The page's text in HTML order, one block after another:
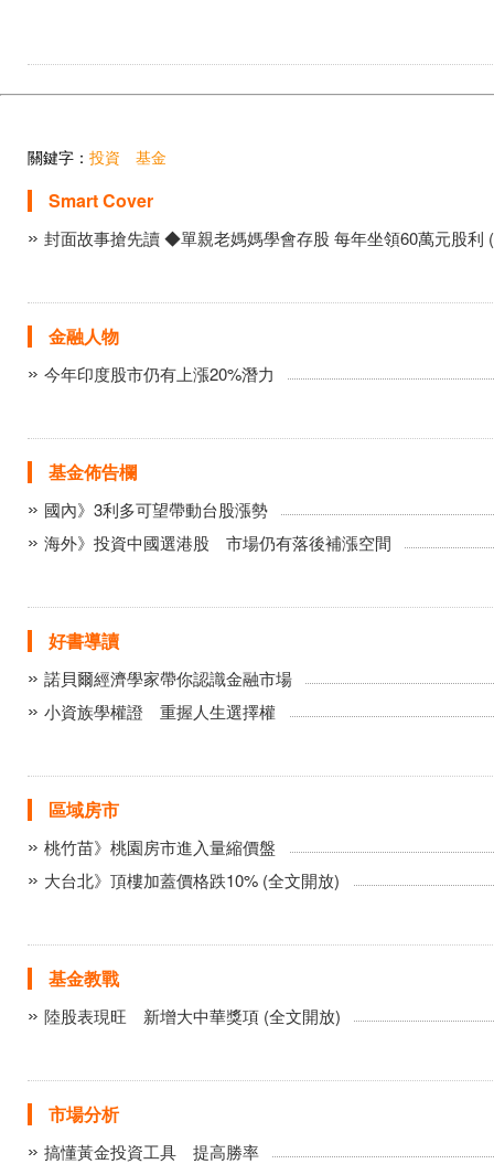
關鍵字： 投資 基金
Smart Cover
封面故事搶先讀 ◆單親老媽媽學會存股 每年坐領60萬元股利
金融人物
今年印度股市仍有上漲20%潛力
基金佈告欄
國內》3利多可望帶動台股漲勢
海外》投資中國選港股 市場仍有落後補漲空間
好書導讀
諾貝爾經濟學家帶你認識金融市場
小資族學權證 重握人生選擇權
區域房市
桃竹苗》桃園房市進入量縮價盤
大台北》頂樓加蓋價格跌10% (全文開放)
基金教戰
陸股表現旺 新增大中華獎項 (全文開放)
市場分析
搞懂黃金投資工具 提高勝率